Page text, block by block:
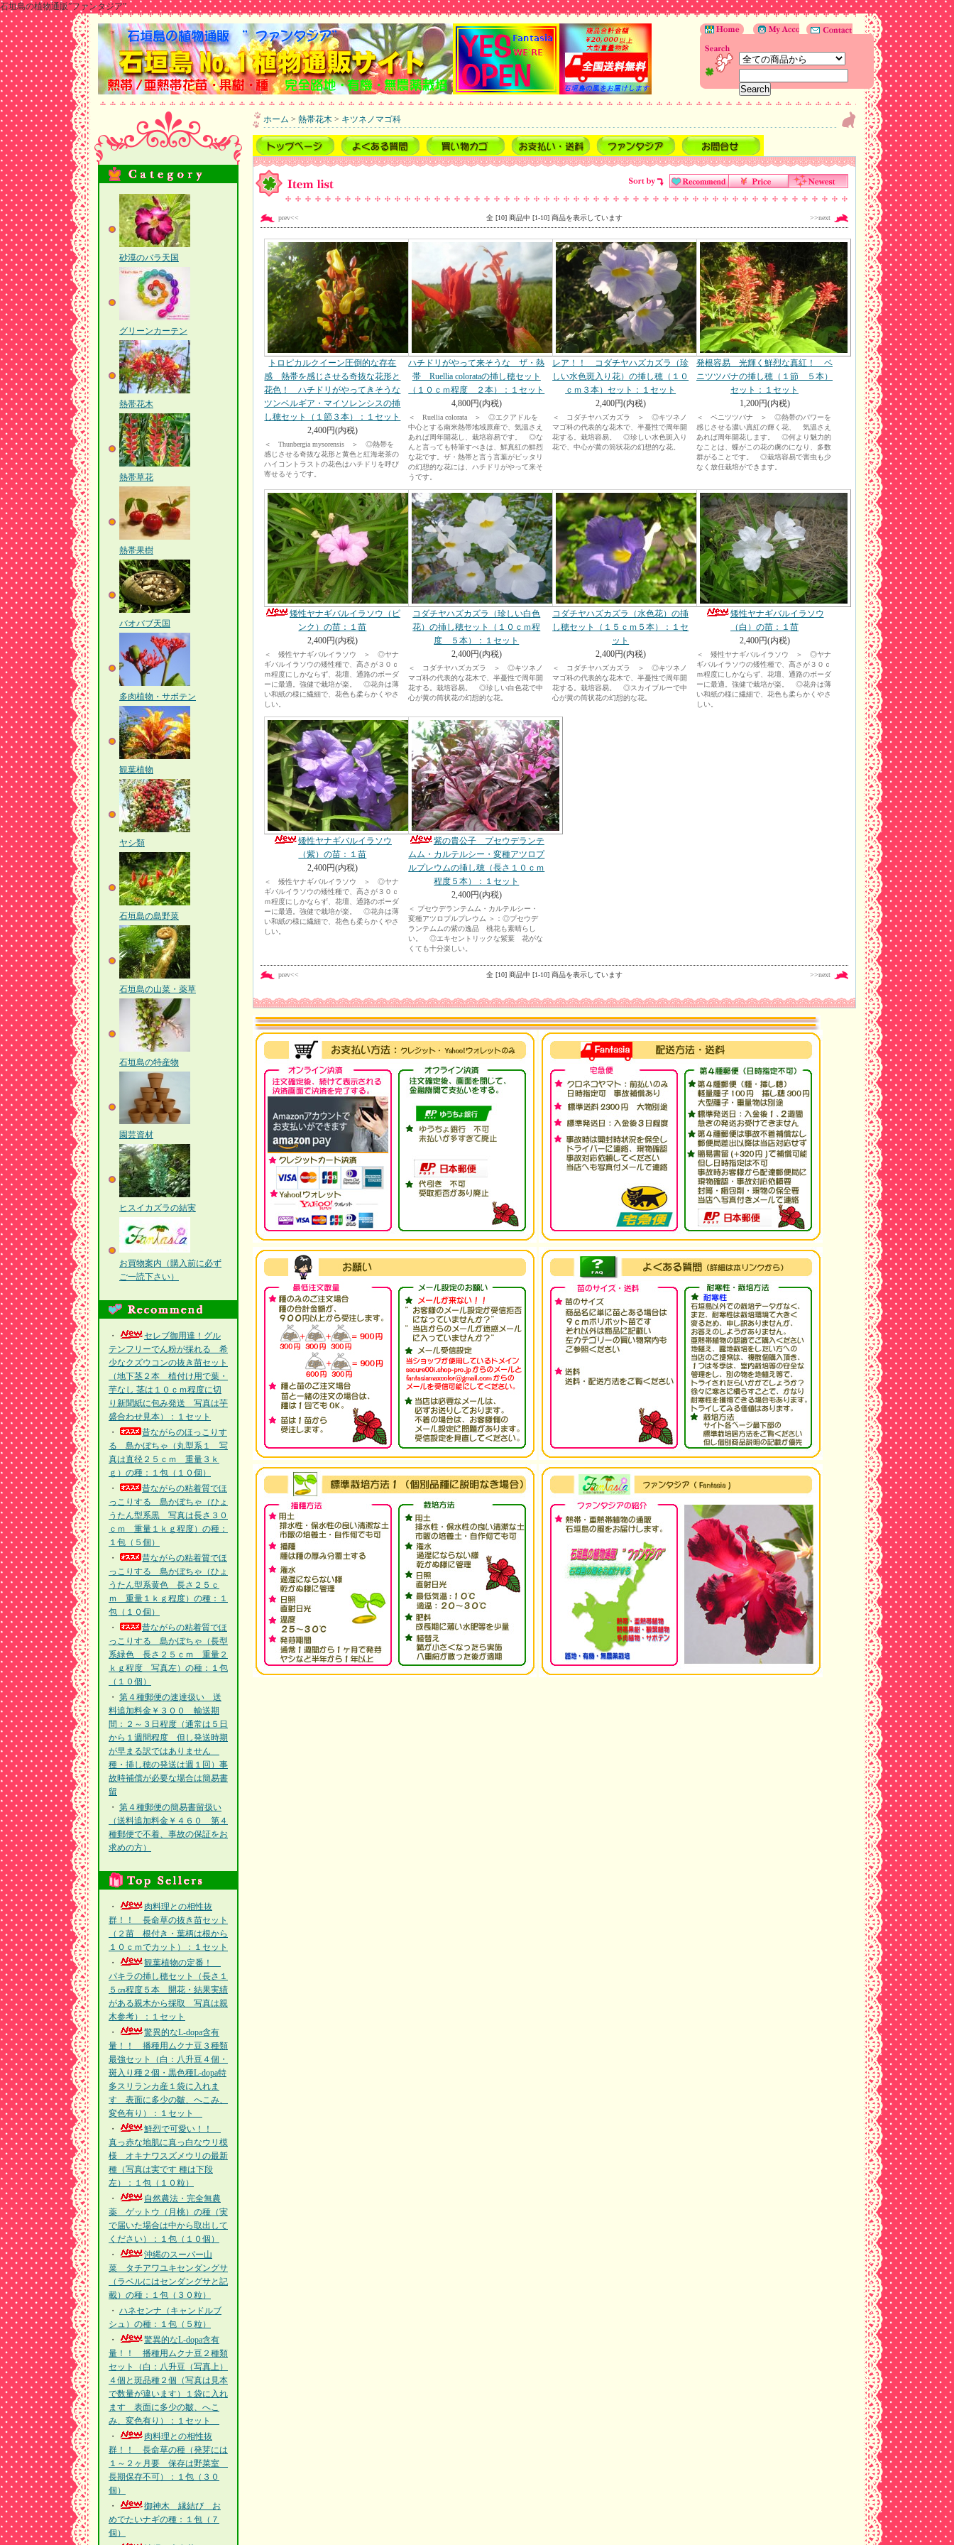
石垣島の植物通販”ファンタジア”
砂漠のバラ天国
グリーンカーテン
熱帯花木
熱帯草花
熱帯果樹
バオバブ天国
多肉植物・サボテン
観葉植物
ヤシ類
石垣島の島野菜
石垣島の山菜・薬草
石垣島の特産物
園芸資材
ヒスイカズラの結実
お買物案内（購入前に必ず
ご一読下さい）
・
セレブ御用達！グル
テンフリーでん粉が採れる 希
少なクズウコンの抜き苗セット
（地下茎２本 植付け用で葉・
芋なし 茎は１０ｃｍ程度に切
り新聞紙に包み発送 写真は芋
盛合わせ見本）：１セット
・
昔ながらのほっこりす
る 島かぼちゃ（丸型系１ 写
真は直径２５ｃｍ 重量３ｋ
ｇ）の種：１包（１０個）
・
昔ながらの粘着質でほ
っこりする 島かぼちゃ（ひょ
うたん型系黒 写真は長さ３０
ｃｍ 重量１ｋｇ程度）の種：
１包（５個）
・
昔ながらの粘着質でほ
っこりする 島かぼちゃ（ひょ
うたん型系黄色 長さ２５ｃ
ｍ 重量１ｋｇ程度）の種：１
包（１０個）
・
昔ながらの粘着質でほ
っこりする 島かぼちゃ（長型
系緑色 長さ２５ｃｍ 重量２
ｋｇ程度 写真左）の種：１包
（１０個）
・ 第４種郵便の速達扱い 送
料追加料金￥３００ 輸送期
間：２～３日程度（通常は５日
から１週間程度 但し発送時期
が早まる訳ではありません
種・挿し穂の発送は週１回）事
故時補償が必要な場合は簡易書
留
・ 第４種郵便の簡易書留扱い
（送料追加料金￥４６０ 第４
種郵便で不着、事故の保証をお
求めの方）
・
肉料理との相性抜
群！！ 長命草の抜き苗セット
（２苗 根付き・葉柄は根から
１０ｃｍでカット）：１セット
・
観葉植物の定番！
パキラの挿し穂セット（長さ１
５㎝程度５本 開花・結果実績
がある親木から採取 写真は親
木参考）：１セット
・
驚異的なL-dopa含有
量！！ 播種用ムクナ豆３種類
最強セット（白：八升豆４個・
斑入り種２個・黒色種L-dopa特
多スリランカ産１袋に入れま
す 表面に多少の皺、へこみ、
変色有り）：１セット
・
鮮烈で可愛い！！
真っ赤な地肌に真っ白なウリ模
様 オキナワスズメウリの最新
種（写真は実です 種は下段
左）：１包（１０粒）
・
自然農法・完全無農
薬 ゲットウ（月桃）の種（実
で届いた場合は中から取出して
ください）：１包（１０個）
・
沖縄のスーパー山
菜 タチアワユキセンダングサ
（ラベルにはセンダングサと記
載）の種：１包（３０粒）
・ ハネセンナ（キャンドルブ
シュ）の種：１包（５粒）
・
驚異的なL-dopa含有
量！！ 播種用ムクナ豆２種類
セット（白：八升豆（写真上）
４個と斑品種２個（写真は見本
で数量が違います）１袋に入れ
ます 表面に多少の皺、へこ
み、変色有り）：１セット
・
肉料理との相性抜
群！！ 長命草の種（発芽には
１～２ヶ月要 保存は野菜室
長期保存不可）：１包（３０
個）
・
御神木 縁結び お
めでたいナギの種：１包（７
個）
ホーム > 熱帯花木 > キツネノマゴ科
prev<< 全 [10] 商品中 [1-10] 商品を表示しています >>next
トロピカルクイーン圧倒的な存在
感 熱帯を感じさせる奇抜な花形と
花色！ ハチドリがやってきそうな
ツンベルギア・マイソレンシスの挿
し穂セット（１節３本）：１セット
2,400円(内税)
＜ Thunbergia mysorensis ＞ ◎熱帯を
感じさせる奇抜な花形と黄色と紅海老茶の
ハイコントラストの花色はハチドリを呼び
寄せるそうです。
ハチドリがやって来そうな ザ・熱
帯 Ruellia colorataの挿し穂セット
（１０ｃｍ程度 ２本）：１セット
4,800円(内税)
＜ Ruellia colorata ＞ ◎エクアドルを
中心とする南米熱帯地域原産で、気温さえ
あれば周年開花し、栽培容易です。 ◎な
んと言っても特筆すべきは、鮮真紅の鮮烈
な花です。ザ・熱帯と言う言葉がピッタリ
の幻想的な花には、ハチドリがやって来そ
うです。
レア！！ コダチヤハズカズラ（珍
しい水色斑入り花）の挿し穂（１０
ｃｍ３本）セット：１セット
2,400円(内税)
＜ コダチヤハズカズラ ＞ ◎キツネノ
マゴ科の代表的な花木で、半蔓性で周年開
花する。栽培容易。 ◎珍しい水色斑入り
花で、中心が黄の筒状花の幻想的な花。
発根容易 光輝く鮮烈な真紅！ ベ
ニツツバナの挿し穂（１節 ５本）
セット：１セット
1,200円(内税)
＜ ベニツツバナ ＞ ◎熱帯のパワーを
感じさせる濃い真紅の輝く花、 気温さえ
あれば周年開花します。 ◎何より魅力的
なことは、蝶がこの花の虜のになり、多数
群がることです。 ◎栽培容易で害虫も少
なく放任栽培ができます。
矮性ヤナギバルイラソウ（ピ
ンク）の苗：１苗
2,400円(内税)
＜ 矮性ヤナギバルイラソウ ＞ ◎ヤナ
ギバルイラソウの矮性種で、高さが３０ｃ
ｍ程度にしかならず、花壇、通路のボーダ
ーに最適。強健で栽培が楽。 ◎花弁は薄
い和紙の様に繊細で、花色も柔らかくやさ
しい。
コダチヤハズカズラ（珍しい白色
花）の挿し穂セット（１０ｃｍ程
度 ５本）：１セット
2,400円(内税)
＜ コダチヤハズカズラ ＞ ◎キツネノ
マゴ科の代表的な花木で、半蔓性で周年開
花する。栽培容易。 ◎珍しい白色花で中
心が黄の筒状花の幻想的な花。
コダチヤハズカズラ（水色花）の挿
し穂セット（１５ｃｍ５本）：１セ
ット
2,400円(内税)
＜ コダチヤハズカズラ ＞ ◎キツネノ
マゴ科の代表的な花木で、半蔓性で周年開
花する。栽培容易。 ◎スカイブルーで中
心が黄の筒状花の幻想的な花。
矮性ヤナギバルイラソウ
（白）の苗：１苗
2,400円(内税)
＜ 矮性ヤナギバルイラソウ ＞ ◎ヤナ
ギバルイラソウの矮性種で、高さが３０ｃ
ｍ程度にしかならず、花壇、通路のボーダ
ーに最適。強健で栽培が楽。 ◎花弁は薄
い和紙の様に繊細で、花色も柔らかくやさ
しい。
矮性ヤナギバルイラソウ
（紫）の苗：１苗
2,400円(内税)
＜ 矮性ヤナギバルイラソウ ＞ ◎ヤナ
ギバルイラソウの矮性種で、高さが３０ｃ
ｍ程度にしかならず、花壇、通路のボーダ
ーに最適。強健で栽培が楽。 ◎花弁は薄
い和紙の様に繊細で、花色も柔らかくやさ
しい。
紫の貴公子 プセウデランテ
ムム・カルテルシー・変種アツロプ
ルプレウムの挿し穂（長さ１０ｃｍ
程度５本）：１セット
2,400円(内税)
＜ プセウデランテムム・カルテルシー・
変種アツロプルプレウム ＞：◎プセウデ
ランテムムの紫の逸品 桃花も素晴らし
い。 ◎エキセントリックな紫葉 花がな
くても十分楽しい。
prev<< 全 [10] 商品中 [1-10] 商品を表示しています >>next